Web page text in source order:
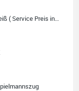
E - Gitarre Yamaha Pacifica weiß ( Service Preis inkl. Werkstatt Service )